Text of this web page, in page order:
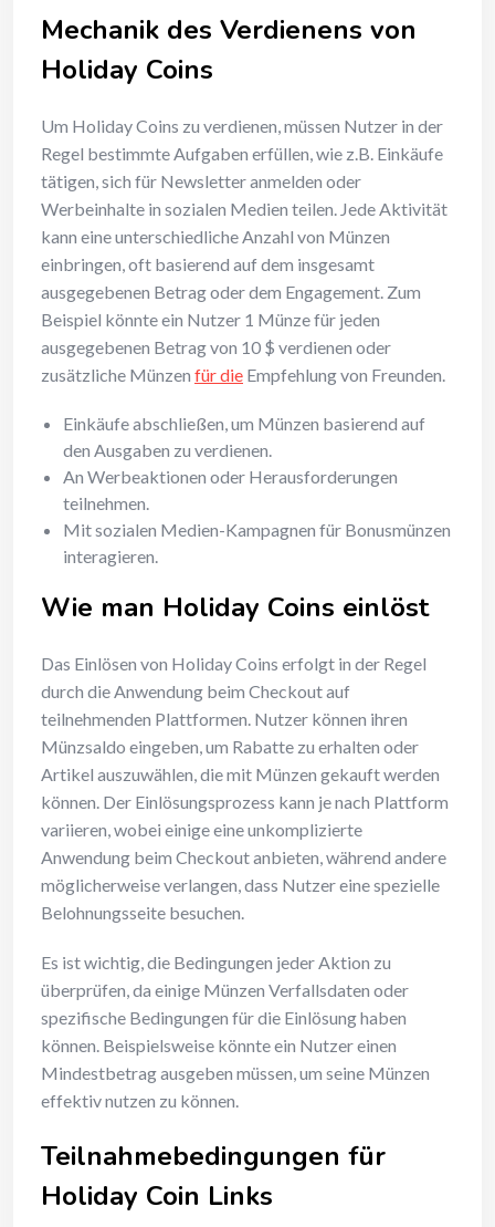
Mechanik des Verdienens von
Holiday Coins
Um Holiday Coins zu verdienen, müssen Nutzer in der
Regel bestimmte Aufgaben erfüllen, wie z.B. Einkäufe
tätigen, sich für Newsletter anmelden oder
Werbeinhalte in sozialen Medien teilen. Jede Aktivität
kann eine unterschiedliche Anzahl von Münzen
einbringen, oft basierend auf dem insgesamt
ausgegebenen Betrag oder dem Engagement. Zum
Beispiel könnte ein Nutzer 1 Münze für jeden
ausgegebenen Betrag von 10 $ verdienen oder
zusätzliche Münzen für die Empfehlung von Freunden.
Einkäufe abschließen, um Münzen basierend auf
den Ausgaben zu verdienen.
An Werbeaktionen oder Herausforderungen
teilnehmen.
Mit sozialen Medien-Kampagnen für Bonusmünzen
interagieren.
Wie man Holiday Coins einlöst
Das Einlösen von Holiday Coins erfolgt in der Regel
durch die Anwendung beim Checkout auf
teilnehmenden Plattformen. Nutzer können ihren
Münzsaldo eingeben, um Rabatte zu erhalten oder
Artikel auszuwählen, die mit Münzen gekauft werden
können. Der Einlösungsprozess kann je nach Plattform
variieren, wobei einige eine unkomplizierte
Anwendung beim Checkout anbieten, während andere
möglicherweise verlangen, dass Nutzer eine spezielle
Belohnungsseite besuchen.
Es ist wichtig, die Bedingungen jeder Aktion zu
überprüfen, da einige Münzen Verfallsdaten oder
spezifische Bedingungen für die Einlösung haben
können. Beispielsweise könnte ein Nutzer einen
Mindestbetrag ausgeben müssen, um seine Münzen
effektiv nutzen zu können.
Teilnahmebedingungen für
Holiday Coin Links